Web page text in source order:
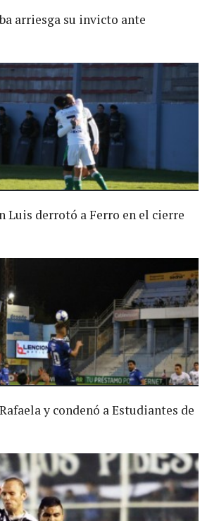
arriesga su invicto ante
Luis derrotó a Ferro en el cierre
y condenó a Estudiantes de